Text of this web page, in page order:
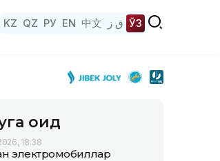
KZ QZ РУ EN 中文 ق ز ЎЗ
оид
18:38
электромобиллар